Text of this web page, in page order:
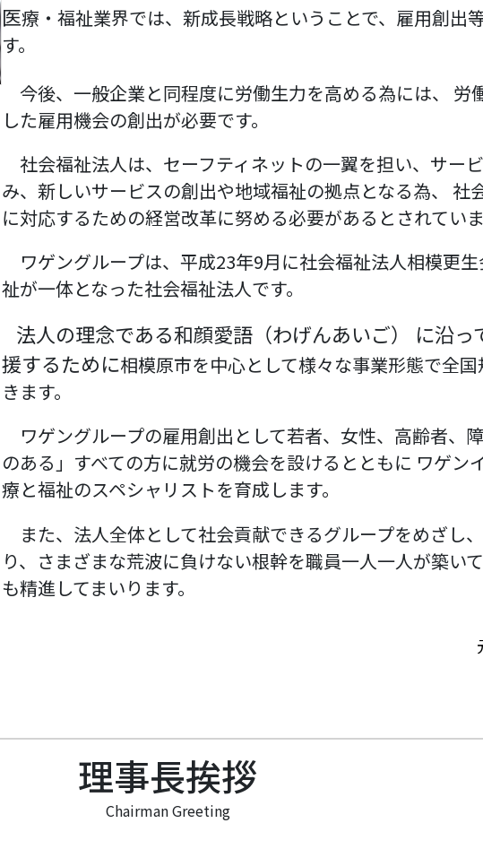
医療・福祉業界では、新成長戦略ということで、雇用創出
す。
今後、一般企業と同程度に労働生力を高める為には、 労
した雇用機会の創出が必要です。
社会福祉法人は、セーフティネットの一翼を担い、サー
み、新しいサービスの創出や地域福祉の拠点となる為、 社
に対応するための経営改革に努める必要があるとされていま
ワゲングループは、平成23年9月に社会福祉法人相模更
祉が一体となった社会福祉法人です。
法人の理念である和顔愛語（わげんあいご） に沿っ
援するために相模原市を中心として様々な事業形態で全
きます。
ワゲングループの雇用創出として若者、女性、高齢者、
のある」すべての方に就労の機会を設けるとともに ワゲン
療と福祉のスペシャリストを育成します。
また、法人全体として社会貢献できるグループをめざし
り、さまざまな荒波に負けない根幹を職員一人一人が築い
も精進してまいります。
理事長挨拶
Chairman Greeting